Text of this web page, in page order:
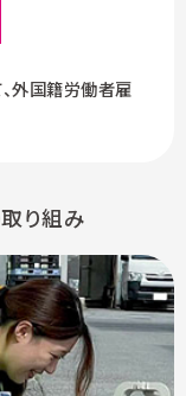
外国籍労働者雇
り組み